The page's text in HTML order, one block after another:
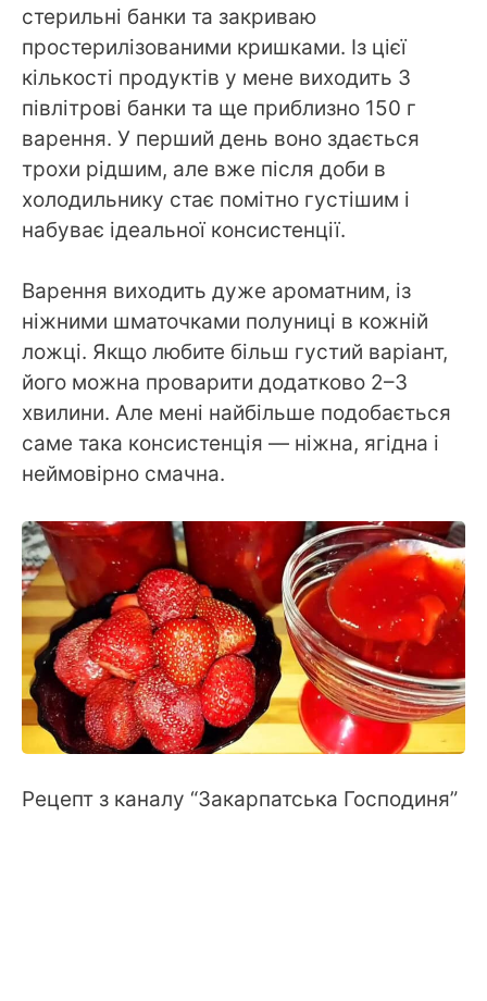
стерильні банки та закриваю
простерилізованими кришками. Із цієї
кількості продуктів у мене виходить 3
півлітрові банки та ще приблизно 150 г
варення. У перший день воно здається
трохи рідшим, але вже після доби в
холодильнику стає помітно густішим і
набуває ідеальної консистенції.
Варення виходить дуже ароматним, із
ніжними шматочками полуниці в кожній
ложці. Якщо любите більш густий варіант,
його можна проварити додатково 2–3
хвилини. Але мені найбільше подобається
саме така консистенція — ніжна, ягідна і
неймовірно смачна.
Рецепт з каналу “Закарпатська Господиня”